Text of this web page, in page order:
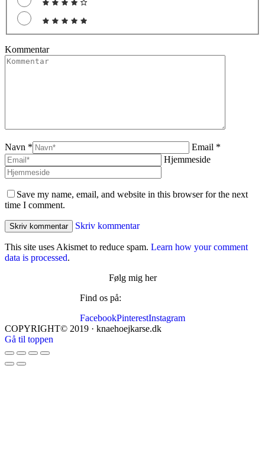
Kommentar
Navn *
Email *
Hjemmeside
Save my name, email, and website in this browser for the next
time I comment.
Skriv kommentar
This site uses Akismet to reduce spam. Learn how your comment
data is processed.
Følg mig her
Find os på:
FacebookPinterestInstagram
COPYRIGHT© 2019 · knaehoejkarse.dk
Gå til toppen